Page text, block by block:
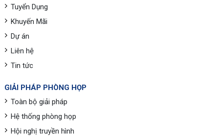
Tuyển Dụng
Khuyến Mãi
Dự án
Liên hệ
Tin tức
GIẢI PHÁP PHÒNG HỌP
Toàn bộ giải pháp
Hệ thống phòng họp
Hội nghị truyền hình